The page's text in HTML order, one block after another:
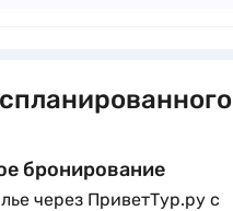
бронирование
через ПриветТур.ру с